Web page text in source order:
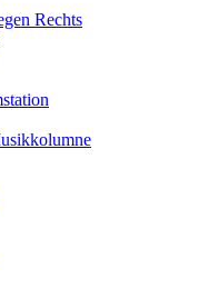
Rechts